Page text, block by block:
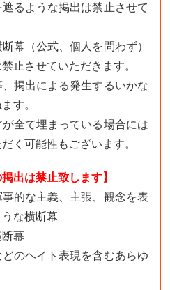
遮るような掲出は禁止させて
幕（公式、個人を問わず）
止させていただきます。
、掲出による発生するいかな
す。
が全て埋まっている場合には
く可能性もございます。
出は禁止致します】
事的な主義、主張、観念を表
な横断幕
断幕
どのヘイト表現を含むあらゆ